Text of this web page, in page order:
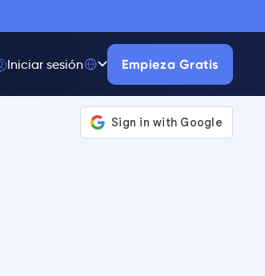
Iniciar sesión Empieza Gratis